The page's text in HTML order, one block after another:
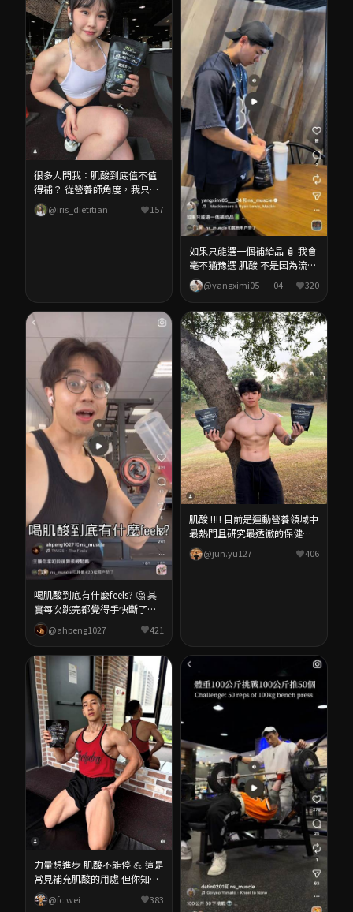
很多人問我：肌酸到底值不值
得補？ 從營養師角度，我只看
一件事… 👉 有沒有科學證據
目前研究最完整、效果最穩定
合！ 使用「甜菊糖苷」作為代
糖來源 天然、高甜度、低熱
量，體感喝起來不會死甜 最愛
的是藍莓口味肌酸，酸酸甜甜
超好喝！ 📌 建議攝取：每天 3-
5g 持續補充即可 到主頁連結下
單，即享 95 折優惠！
@iris_dietitian 157
如果只能選一個補給品 🧴 我會
毫不猶豫選 肌酸 不是因為流行
而是因為它是目前 研究證據最
多、最扎實的補給品 可以幫助
提升力量 提升訓練表現 長期使
用安全性也高 重點是 價格還非
常親民 效果、證據、CP值 幾
乎沒有對手 ⚡ 折扣碼：
mark999（省錢小幫手）
@yangximi05___04 320
喝肌酸到底有什麼feels? 🤔 其
實每次跳完都覺得手快斷了、
腳超酸..🙂 為了讓我能一邊爆發
力道一邊維持動作的美感 為大
家隆重推薦 @ns_muscle 推出
的「N式一水肌酸」 它幫我充
滿了跳舞需要的爆發力 而且跳
完隔天不會全身酸痛到不想動
喔對了！它的一大優點就是溶
解很快 訓練跟練舞前隨手泡一
杯超方便 喝起來也不會有卡卡
的粉感 你也想跳舞更有力或是
訓練更輕鬆嗎？ 主播強力推薦
試試這款肌酸！ 折扣碼：peng
#fyp #dance #健身 #kpop
#twice
@ahpeng1027 421
肌酸 ‼️‼️ 目前是運動營養領域中
最熱門且研究最透徹的保健品
存在於紅肉、魚類中，人體也
會自行產生，但量少 因此歸類
並且能維持體內代謝水平、改
善認知功能 運動族群則不必多
說 增強運動表現、增肌、加速
恢復與減輕疲勞 💪💪 這次收到
@ns_muscle 新推出的 N式一
清爽不膩且無化學味 經典原味
就是經典 🙌 折扣碼：junyu127
#肌酸 #健身 #重訓 #補給品
@jun.yu127 406
力量想進步 肌酸不能停 💪 這是
常見補充肌酸的用處 但你知道
補充肌酸也能幫助大腦嗎？ 肌
酸主要作用在 ATP 能量系統 大
@fc.wei 383